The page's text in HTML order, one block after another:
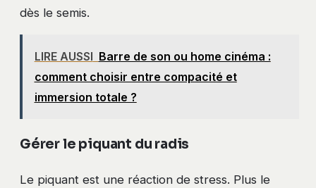
dès le semis.
LIRE AUSSI Barre de son ou home cinéma :
comment choisir entre compacité et
immersion totale ?
Gérer le piquant du radis
Le piquant est une réaction de stress. Plus le